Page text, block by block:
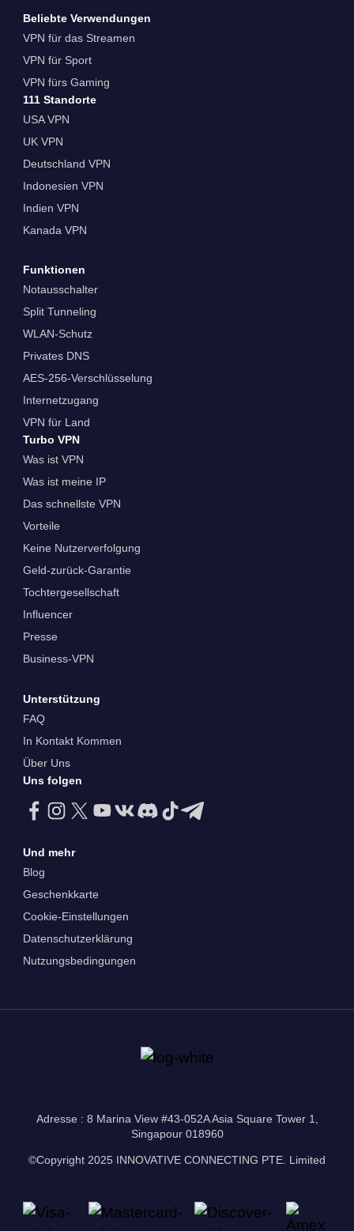
Beliebte Verwendungen
VPN für das Streamen
VPN für Sport
VPN fürs Gaming
111 Standorte
USA VPN
UK VPN
Deutschland VPN
Indonesien VPN
Indien VPN
Kanada VPN
Funktionen
Notausschalter
Split Tunneling
WLAN-Schutz
Privates DNS
AES-256-Verschlüsselung
Internetzugang
VPN für Land
Turbo VPN
Was ist VPN
Was ist meine IP
Das schnellste VPN
Vorteile
Keine Nutzerverfolgung
Geld-zurück-Garantie
Tochtergesellschaft
Influencer
Presse
Business-VPN
Unterstützung
FAQ
In Kontakt Kommen
Über Uns
Uns folgen
Und mehr
Blog
Geschenkkarte
Cookie-Einstellungen
Datenschutzerklärung
Nutzungsbedingungen
Adresse : 8 Marina View #43-052A Asia Square Tower 1,
Singapour 018960
©Copyright 2025 INNOVATIVE CONNECTING PTE. Limited